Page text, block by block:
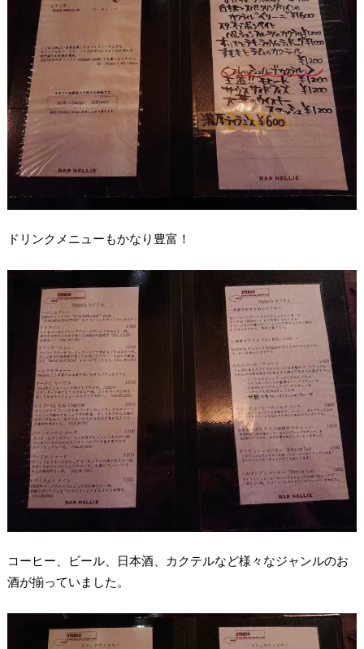
ドリンクメニューもかなり豊富！
コーヒー、ビール、日本酒、カクテルなど様々なジャンルのお
酒が揃っていました。